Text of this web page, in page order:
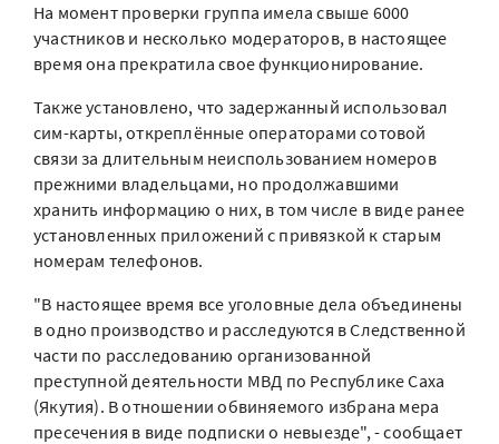
На момент проверки группа имела свыше 6000
участников и несколько модераторов, в настоящее
время она прекратила свое функционирование.
Также установлено, что задержанный использовал
сим-карты, откреплённые операторами сотовой
связи за длительным неиспользованием номеров
прежними владельцами, но продолжавшими
хранить информацию о них, в том числе в виде ранее
установленных приложений с привязкой к старым
номерам телефонов.
"В настоящее время все уголовные дела объединены
в одно производство и расследуются в Следственной
части по расследованию организованной
преступной деятельности МВД по Республике Саха
(Якутия). В отношении обвиняемого избрана мера
пресечения в виде подписки о невыезде", - сообщает